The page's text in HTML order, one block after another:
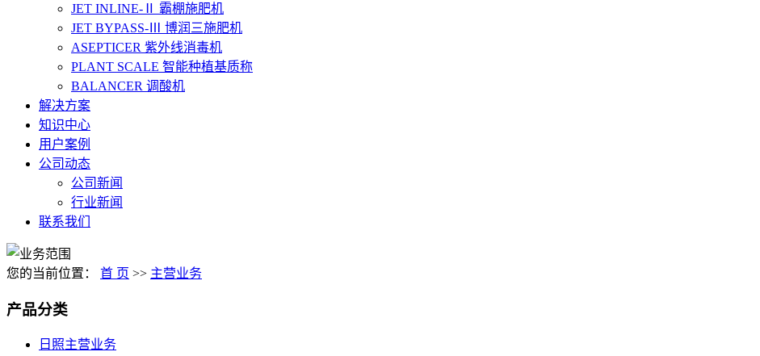
JET INLINE-Ⅱ 霸棚施肥机
JET BYPASS-Ⅲ 博润三施肥机
ASEPTICER 紫外线消毒机
PLANT SCALE 智能种植基质称
BALANCER 调酸机
解决方案
知识中心
用户案例
公司动态
公司新闻
行业新闻
联系我们
您的当前位置： 首 页 >> 主营业务
产品分类
日照主营业务